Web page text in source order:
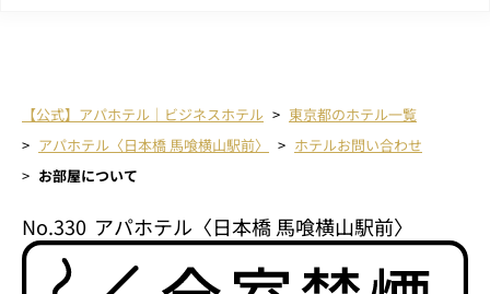
【公式】アパホテル｜ビジネスホテル
東京都のホテル一覧
アパホテル〈日本橋 馬喰横山駅前〉
ホテルお問い合わせ
お部屋について
No.330 アパホテル〈日本橋 馬喰横山駅前〉